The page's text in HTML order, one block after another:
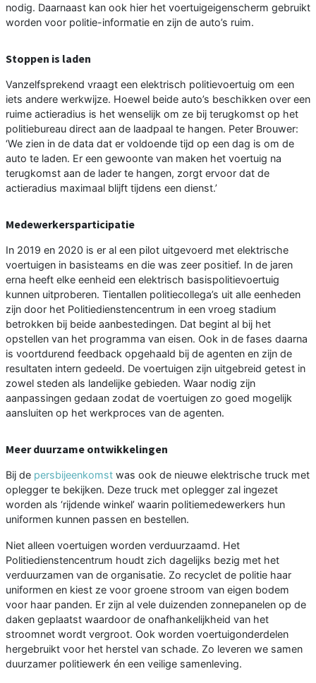
nodig. Daarnaast kan ook hier het voertuigeigenscherm gebruikt
worden voor politie-informatie en zijn de auto’s ruim.
Stoppen is laden
Vanzelfsprekend vraagt een elektrisch politievoertuig om een
iets andere werkwijze. Hoewel beide auto’s beschikken over een
ruime actieradius is het wenselijk om ze bij terugkomst op het
politiebureau direct aan de laadpaal te hangen. Peter Brouwer:
‘We zien in de data dat er voldoende tijd op een dag is om de
auto te laden. Er een gewoonte van maken het voertuig na
terugkomst aan de lader te hangen, zorgt ervoor dat de
actieradius maximaal blijft tijdens een dienst.’
Medewerkersparticipatie
In 2019 en 2020 is er al een pilot uitgevoerd met elektrische
voertuigen in basisteams en die was zeer positief. In de jaren
erna heeft elke eenheid een elektrisch basispolitievoertuig
kunnen uitproberen. Tientallen politiecollega’s uit alle eenheden
zijn door het Politiedienstencentrum in een vroeg stadium
betrokken bij beide aanbestedingen. Dat begint al bij het
opstellen van het programma van eisen. Ook in de fases daarna
is voortdurend feedback opgehaald bij de agenten en zijn de
resultaten intern gedeeld. De voertuigen zijn uitgebreid getest in
zowel steden als landelijke gebieden. Waar nodig zijn
aanpassingen gedaan zodat de voertuigen zo goed mogelijk
aansluiten op het werkproces van de agenten.
Meer duurzame ontwikkelingen
Bij de persbijeenkomst was ook de nieuwe elektrische truck met
oplegger te bekijken. Deze truck met oplegger zal ingezet
worden als ‘rijdende winkel’ waarin politiemedewerkers hun
uniformen kunnen passen en bestellen.
Niet alleen voertuigen worden verduurzaamd. Het
Politiedienstencentrum houdt zich dagelijks bezig met het
verduurzamen van de organisatie. Zo recyclet de politie haar
uniformen en kiest ze voor groene stroom van eigen bodem
voor haar panden. Er zijn al vele duizenden zonnepanelen op de
daken geplaatst waardoor de onafhankelijkheid van het
stroomnet wordt vergroot. Ook worden voertuigonderdelen
hergebruikt voor het herstel van schade. Zo leveren we samen
duurzamer politiewerk én een veilige samenleving.